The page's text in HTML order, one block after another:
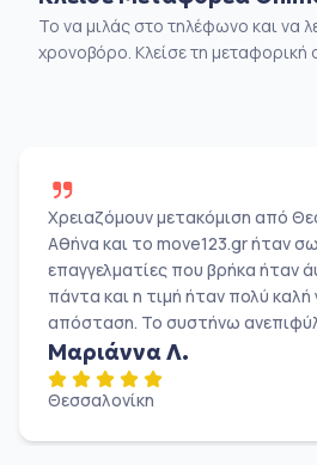
Το να μιλάς στο τηλέφωνο και να
χρονοβόρο. Κλείσε τη μεταφορική
Χρειαζόμουν μετακόμιση από
Αθήνα και το move123.gr ήταν
επαγγελματίες που βρήκα ήταν
πάντα και η τιμή ήταν πολύ καλή
απόσταση. Το συστήνω
Μαριάννα Λ.
Θεσσαλονίκη